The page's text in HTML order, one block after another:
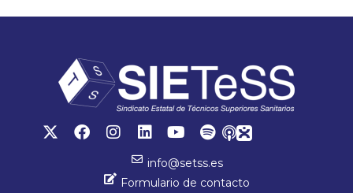
ok p ar
info@setss.es
Formulario de contacto